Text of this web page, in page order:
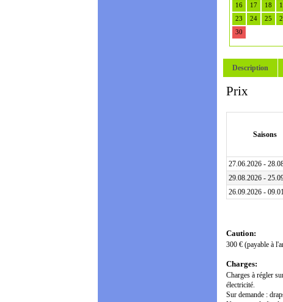
16
17 18
23
24 25
30
Description
Prix
Saisons
27.06.2026 -
29.08.2026 -
26.09.2026 -
Caution:
300 € (payable à
Charges:
Charges à régler
électricité.
Sur demande :